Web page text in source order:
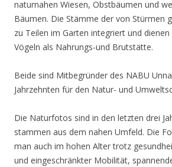
naturnahen Wiesen, Obstbäumen und
Bäumen. Die Stämme der von Stürmen
zu Teilen im Garten integriert und
Vögeln als Nahrungs-und Brutstätte.
Beide sind Mitbegründer des NABU
Jahrzehnten für den Natur- und
Die Naturfotos sind in den letzten drei
stammen aus dem nahen Umfeld. Die
man auch im hohen Alter trotz
und eingeschränkter Mobilität,